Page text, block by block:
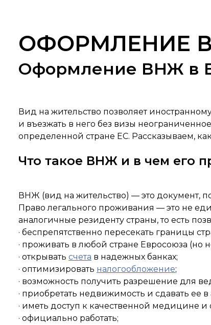
ОФОРМЛЕНИЕ
Оформление ВНЖ в
Вид на жительство позволяет
и въезжать в него без визы
определенной стране ЕС. Рассказываем,
Что такое ВНЖ и в чем его
ВНЖ (вид на жительство) — это документ,
Право легального проживания — это не
аналогичные резиденту страны, то есть
· беспрепятственно пересекать границы
· проживать в любой стране Евросоюза
· открывать счета в надежных банках;
· оптимизировать налогообложение;
· возможность получить разрешение для
· приобретать недвижимость и сдавать ее в
· иметь доступ к качественной медицине и
· официально работать;